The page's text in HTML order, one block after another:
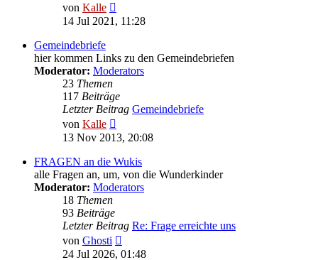
von Kalle
Beitrag
14 Jul 2021, 11:28
Gemeindebriefe
hier kommen Links zu den Gemeindebriefen
Moderator: Moderators
23 Themen
117 Beiträge
Letzter Beitrag Gemeindebriefe
von Kalle
Beitrag
13 Nov 2013, 20:08
FRAGEN an die Wukis
alle Fragen an, um, von die Wunderkinder
Moderator: Moderators
18 Themen
93 Beiträge
Letzter Beitrag Re: Frage erreichte uns
von Ghosti
Beitrag
24 Jul 2026, 01:48